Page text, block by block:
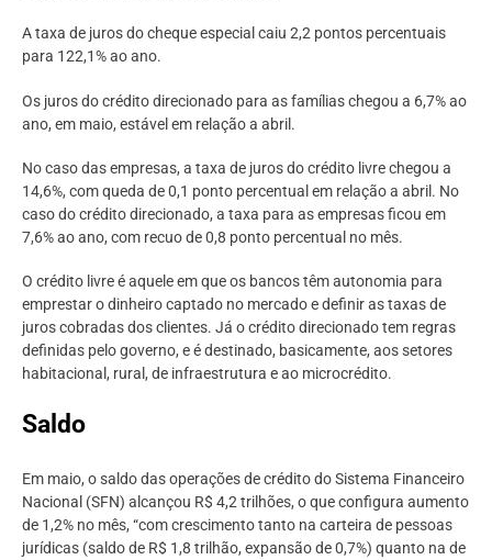
A taxa de juros do cheque especial caiu 2,2 pontos percentuais
para 122,1% ao ano.
Os juros do crédito direcionado para as famílias chegou a 6,7% ao
ano, em maio, estável em relação a abril.
No caso das empresas, a taxa de juros do crédito livre chegou a
14,6%, com queda de 0,1 ponto percentual em relação a abril. No
caso do crédito direcionado, a taxa para as empresas ficou em
7,6% ao ano, com recuo de 0,8 ponto percentual no mês.
O crédito livre é aquele em que os bancos têm autonomia para
emprestar o dinheiro captado no mercado e definir as taxas de
juros cobradas dos clientes. Já o crédito direcionado tem regras
definidas pelo governo, e é destinado, basicamente, aos setores
habitacional, rural, de infraestrutura e ao microcrédito.
Saldo
Em maio, o saldo das operações de crédito do Sistema Financeiro
Nacional (SFN) alcançou R$ 4,2 trilhões, o que configura aumento
de 1,2% no mês, “com crescimento tanto na carteira de pessoas
jurídicas (saldo de R$ 1,8 trilhão, expansão de 0,7%) quanto na de